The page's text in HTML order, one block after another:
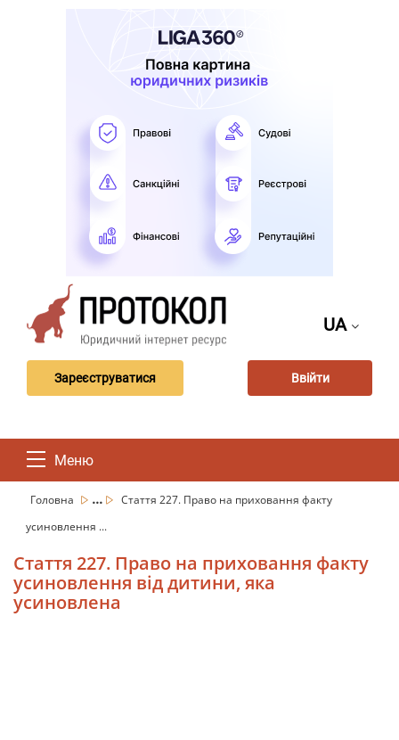
UA
Зареєструватися Ввійти
Меню
Головна ...
Стаття 227. Право на приховання факту
усиновлення ...
Стаття 227. Право на приховання факту
усиновлення від дитини, яка
усиновлена